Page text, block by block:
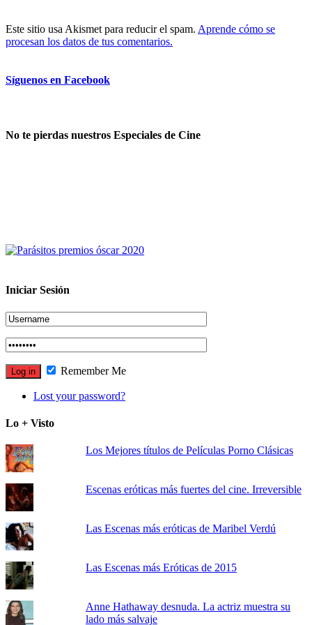
Este sitio usa Akismet para reducir el spam. Aprende cómo se
procesan los datos de tus comentarios.
Síguenos en Facebook
No te pierdas nuestros Especiales de Cine
Iniciar Sesión
Remember Me
Lost your password?
Lo + Visto
Los Mejores títulos de Películas Porno Clásicas
Escenas eróticas más fuertes del cine. Irreversible
Las Escenas más eróticas de Maribel Verdú
Las Escenas más Eróticas de 2015
Anne Hathaway desnuda. La actriz muestra su
lado más salvaje